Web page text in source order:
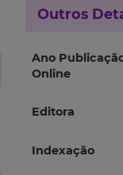
Outros
Ano
Online
Editora
Indexação